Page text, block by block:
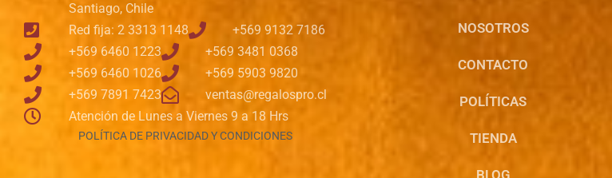
Santiago, Chile
Red fija: 2 3313 1148
+569 9132 7186
+569 6460 1223
+569 3481 0368
+569 6460 1026
+569 5903 9820
+569 7891 7423
ventas@regalospro.cl
Atención de Lunes a Viernes 9 a 18 Hrs
POLÍTICA DE PRIVACIDAD Y CONDICIONES
NOSOTROS
CONTACTO
POLÍTICAS
TIENDA
BLOG